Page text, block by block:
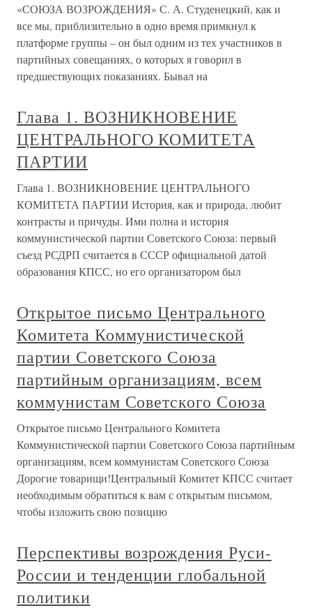
«СОЮЗА ВОЗРОЖДЕНИЯ» С. А. Студенецкий, как и
все мы, приблизительно в одно время примкнул к
платформе группы – он был одним из тех участников в
партийных совещаниях, о которых я говорил в
предшествующих показаниях. Бывал на
Глава 1. ВОЗНИКНОВЕНИЕ
ЦЕНТРАЛЬНОГО КОМИТЕТА
ПАРТИИ
Глава 1. ВОЗНИКНОВЕНИЕ ЦЕНТРАЛЬНОГО
КОМИТЕТА ПАРТИИ История, как и природа, любит
контрасты и причуды. Ими полна и история
коммунистической партии Советского Союза: первый
съезд РСДРП считается в СССР официальной датой
образования КПСС, но его организатором был
Открытое письмо Центрального
Комитета Коммунистической
партии Советского Союза
партийным организациям, всем
коммунистам Советского Союза
Открытое письмо Центрального Комитета
Коммунистической партии Советского Союза партийным
организациям, всем коммунистам Советского Союза
Дорогие товарищи!Центральный Комитет КПСС считает
необходимым обратиться к вам с открытым письмом,
чтобы изложить свою позицию
Перспективы возрождения Руси-
России и тенденции глобальной
политики